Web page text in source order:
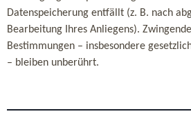
Datenspeicherung entfällt (z. B. nach
Bearbeitung Ihres Anliegens).
Bestimmungen – insbesondere
– bleiben unberührt.